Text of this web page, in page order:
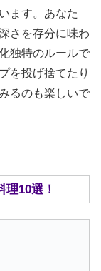
ます。あなた
さを存分に味わ
独特のルールで
を投げ捨てたり
るのも楽しいで
10選！